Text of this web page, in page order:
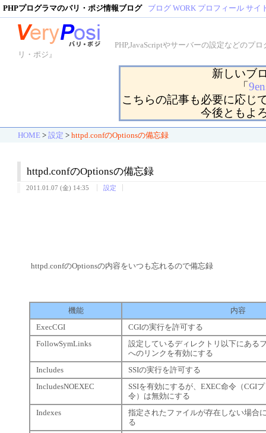
PHPプログラマのバリ・ポジ情報ブログ ブログ WORK プロフィール サイ
PHP,JavaScriptやサーバーの設定などのプ
リ・ポジ』
新しいブ
「
こちらの記事も必要に応じ
今後ともよ
HOME > 設定 > httpd.confのOptionsの備忘録
httpd.confのOptionsの備忘録
2011.01.07 (金) 14:35 設定
httpd.confのOptionsの内容をいつも忘れるので備忘録
機能
内容
ExecCGI
CGIの実行を許可する
FollowSymLinks
設定しているディレクトリ以下にある
へのリンクを有効にする
Includes
SSIの実行を許可する
IncludesNOEXEC
SSIを有効にするが、EXEC命令（CGI
令）は無効にする
Indexes
指定されたファイルが存在しない場合
る